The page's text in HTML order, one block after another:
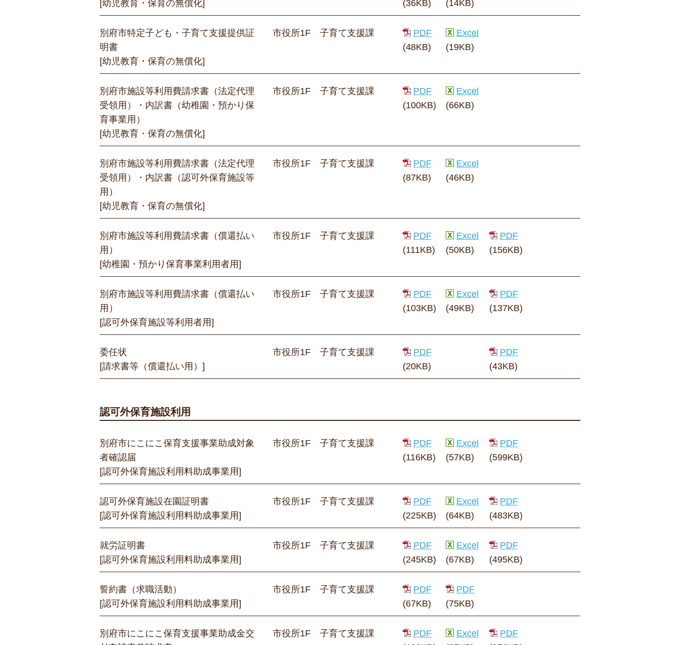
[幼児教育・保育の無償化]
(36KB)
(14KB)
別府市特定子ども・子育て支援提供証
明書
[幼児教育・保育の無償化]
市役所1F 子育て支援課
PDF
(48KB)
Excel
(19KB)
別府市施設等利用費請求書（法定代理
受領用）・内訳書（幼稚園・預かり保
育事業用）
[幼児教育・保育の無償化]
市役所1F 子育て支援課
PDF
(100KB)
Excel
(66KB)
別府市施設等利用費請求書（法定代理
受領用）・内訳書（認可外保育施設等
用）
[幼児教育・保育の無償化]
市役所1F 子育て支援課
PDF
(87KB)
Excel
(46KB)
別府市施設等利用費請求書（償還払い
用）
[幼稚園・預かり保育事業利用者用]
市役所1F 子育て支援課
PDF
(111KB)
Excel
(50KB)
PDF
(156KB)
別府市施設等利用費請求書（償還払い
用）
[認可外保育施設等利用者用]
市役所1F 子育て支援課
PDF
(103KB)
Excel
(49KB)
PDF
(137KB)
委任状
[請求書等（償還払い用）]
市役所1F 子育て支援課
PDF
(20KB)
PDF
(43KB)
認可外保育施設利用
別府市にこにこ保育支援事業助成対象
者確認届
[認可外保育施設利用料助成事業用]
市役所1F 子育て支援課
PDF
(116KB)
Excel
(57KB)
PDF
(599KB)
認可外保育施設在園証明書
[認可外保育施設利用料助成事業用]
市役所1F 子育て支援課
PDF
(225KB)
Excel
(64KB)
PDF
(483KB)
就労証明書
[認可外保育施設利用料助成事業用]
市役所1F 子育て支援課
PDF
(245KB)
Excel
(67KB)
PDF
(495KB)
誓約書（求職活動）
[認可外保育施設利用料助成事業用]
市役所1F 子育て支援課
PDF
(67KB)
PDF
(75KB)
別府市にこにこ保育支援事業助成金交
市役所1F 子育て支援課
PDF
Excel
PDF